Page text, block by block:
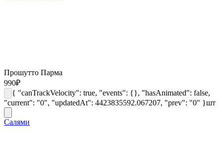
Прошутто Парма
990₽
{ "canTrackVelocity": true, "events": {}, "hasAnimated": false,
"current": "0", "updatedAt": 4423835592.067207, "prev": "0" }шт
Салями